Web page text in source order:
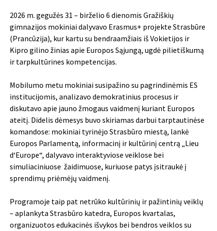
2026 m. gegužės 31 – birželio 6 dienomis Gražiškių
gimnazijos mokiniai dalyvavo Erasmus+ projekte Strasbūre
(Prancūzija), kur kartu su bendraamžiais iš Vokietijos ir
Kipro gilino žinias apie Europos Sąjungą, ugdė pilietiškumą
ir tarpkultūrines kompetencijas.
Mobilumo metu mokiniai susipažino su pagrindinėmis ES
institucijomis, analizavo demokratinius procesus ir
diskutavo apie jauno žmogaus vaidmenį kuriant Europos
ateitį. Didelis dėmesys buvo skiriamas darbui tarptautinėse
komandose: mokiniai tyrinėjo Strasbūro miestą, lankė
Europos Parlamentą, informacinį ir kultūrinį centrą „Lieu
d‘Europe“, dalyvavo interaktyviose veiklose bei
simuliaciniuose žaidimuose, kuriuose patys įsitraukė į
sprendimų priėmėjų vaidmenį.
Programoje taip pat netrūko kultūrinių ir pažintinių veiklų
– aplankyta Strasbūro katedra, Europos kvartalas,
organizuotos edukacinės išvykos bei bendros veiklos su